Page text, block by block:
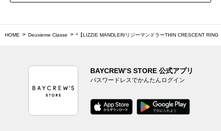
HOME Deuxieme Classe *【LIZZIE MANDLER/リジーマンドラーTHIN CRESCENT RING
BAYCREW’S STORE 公式アプリ
パスワードレスでかんたんログイン